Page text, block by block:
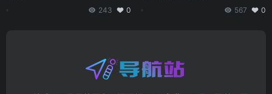
243 0 567 0